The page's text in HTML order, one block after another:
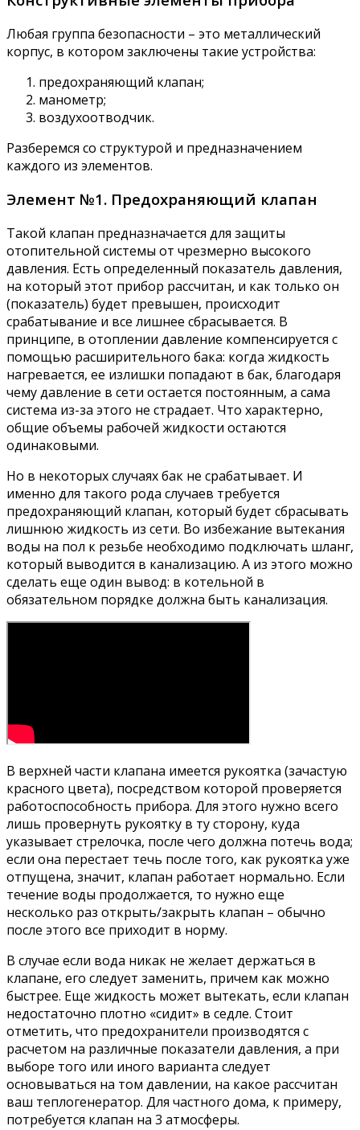
Любая группа безопасности – это металлический
корпус, в котором заключены такие устройства:
предохраняющий клапан;
манометр;
воздухоотводчик.
Разберемся со структурой и предназначением
каждого из элементов.
Элемент №1. Предохраняющий клапан
Такой клапан предназначается для защиты
отопительной системы от чрезмерно высокого
давления. Есть определенный показатель давления,
на который этот прибор рассчитан, и как только он
(показатель) будет превышен, происходит
срабатывание и все лишнее сбрасывается. В
принципе, в отоплении давление компенсируется с
помощью расширительного бака: когда жидкость
нагревается, ее излишки попадают в бак, благодаря
чему давление в сети остается постоянным, а сама
система из-за этого не страдает. Что характерно,
общие объемы рабочей жидкости остаются
одинаковыми.
Но в некоторых случаях бак не срабатывает. И
именно для такого рода случаев требуется
предохраняющий клапан, который будет сбрасывать
лишнюю жидкость из сети. Во избежание вытекания
воды на пол к резьбе необходимо подключать шланг,
который выводится в канализацию. А из этого можно
сделать еще один вывод: в котельной в
обязательном порядке должна быть канализация.
В верхней части клапана имеется рукоятка (зачастую
красного цвета), посредством которой проверяется
работоспособность прибора. Для этого нужно всего
лишь провернуть рукоятку в ту сторону, куда
указывает стрелочка, после чего должна потечь вода;
если она перестает течь после того, как рукоятка уже
отпущена, значит, клапан работает нормально. Если
течение воды продолжается, то нужно еще
несколько раз открыть/закрыть клапан – обычно
после этого все приходит в норму.
В случае если вода никак не желает держаться в
клапане, его следует заменить, причем как можно
быстрее. Еще жидкость может вытекать, если клапан
недостаточно плотно «сидит» в седле. Стоит
отметить, что предохранители производятся с
расчетом на различные показатели давления, а при
выборе того или иного варианта следует
основываться на том давлении, на какое рассчитан
ваш теплогенератор. Для частного дома, к примеру,
потребуется клапан на 3 атмосферы.